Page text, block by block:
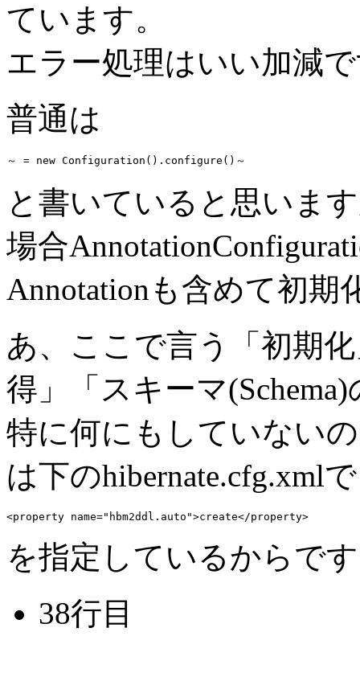
ています。
エラー処理はいい加減
普通は
と書いていると思いま
場合
Annotationも含めて初期
あ、ここで言う「初期
得」「スキーマ
特に何にもしていない
は下のhibernate.cfg.xmlで
を指定しているからで
38行目